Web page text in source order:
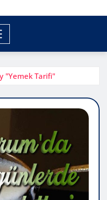
"Yemek Tarifi"